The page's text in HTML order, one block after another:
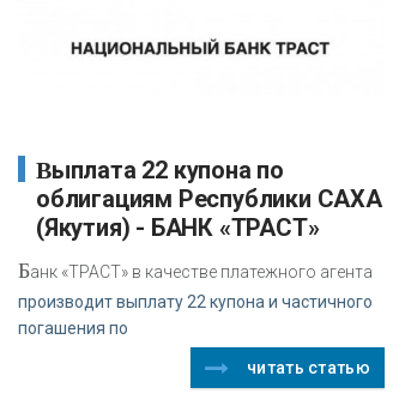
Выплата 22 купона по
облигациям Республики САХА
(Якутия) - БАНК «ТРАСТ»
Банк «ТРАСТ» в качестве платежного агента
производит выплату 22 купона и частичного
погашения по
читать статью